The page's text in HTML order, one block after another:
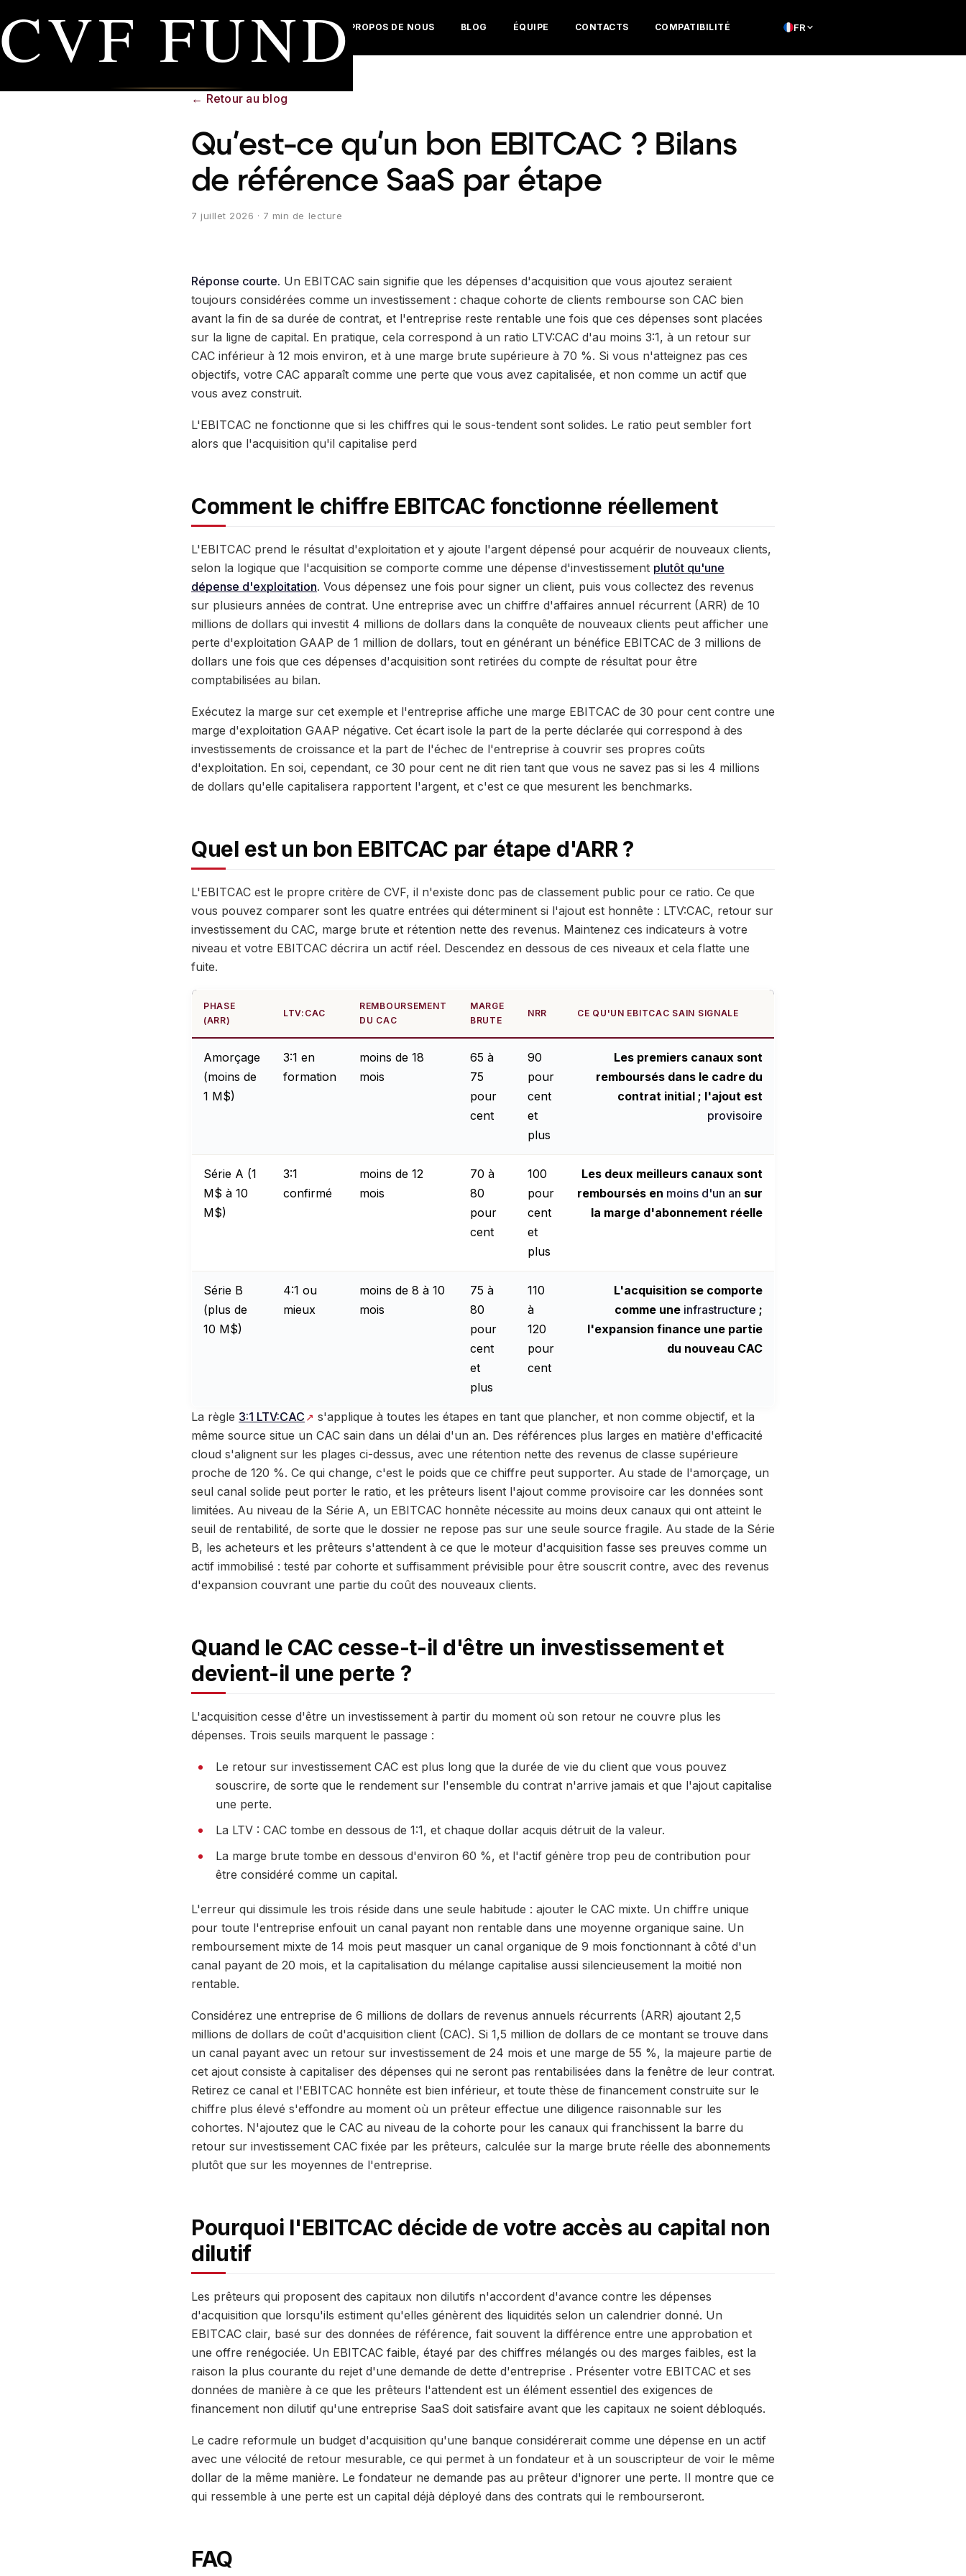
CVF FUND FR
À PROPOS DE NOUS BLOG ÉQUIPE CONTACTS COMPATIBILITÉ
← Retour au blog
Qu'est-ce qu'un bon EBITCAC ? Bilans
de référence SaaS par étape
7 juillet 2026 · 7 min de lecture
Réponse courte. Un EBITCAC sain signifie que les dépenses d'acquisition que vous ajoutez seraient
toujours considérées comme un investissement : chaque cohorte de clients rembourse son CAC bien
avant la fin de sa durée de contrat, et l'entreprise reste rentable une fois que ces dépenses sont placées
sur la ligne de capital. En pratique, cela correspond à un ratio LTV:CAC d'au moins 3:1, à un retour sur
CAC inférieur à 12 mois environ, et à une marge brute supérieure à 70 %. Si vous n'atteignez pas ces
objectifs, votre CAC apparaît comme une perte que vous avez capitalisée, et non comme un actif que
vous avez construit.
L'EBITCAC ne fonctionne que si les chiffres qui le sous-tendent sont solides. Le ratio peut sembler fort
alors que l'acquisition qu'il capitalise perd
Comment le chiffre EBITCAC fonctionne réellement
L'EBITCAC prend le résultat d'exploitation et y ajoute l'argent dépensé pour acquérir de nouveaux clients,
selon la logique que l'acquisition se comporte comme une dépense d'investissement plutôt qu'une
dépense d'exploitation. Vous dépensez une fois pour signer un client, puis vous collectez des revenus
sur plusieurs années de contrat. Une entreprise avec un chiffre d'affaires annuel récurrent (ARR) de 10
millions de dollars qui investit 4 millions de dollars dans la conquête de nouveaux clients peut afficher une
perte d'exploitation GAAP de 1 million de dollars, tout en générant un bénéfice EBITCAC de 3 millions de
dollars une fois que ces dépenses d'acquisition sont retirées du compte de résultat pour être
comptabilisées au bilan.
Exécutez la marge sur cet exemple et l'entreprise affiche une marge EBITCAC de 30 pour cent contre une
marge d'exploitation GAAP négative. Cet écart isole la part de la perte déclarée qui correspond à des
investissements de croissance et la part de l'échec de l'entreprise à couvrir ses propres coûts
d'exploitation. En soi, cependant, ce 30 pour cent ne dit rien tant que vous ne savez pas si les 4 millions
de dollars qu'elle capitalisera rapportent l'argent, et c'est ce que mesurent les benchmarks.
Quel est un bon EBITCAC par étape d'ARR ?
L'EBITCAC est le propre critère de CVF, il n'existe donc pas de classement public pour ce ratio. Ce que
vous pouvez comparer sont les quatre entrées qui déterminent si l'ajout est honnête : LTV:CAC, retour sur
investissement du CAC, marge brute et rétention nette des revenus. Maintenez ces indicateurs à votre
niveau et votre EBITCAC décrira un actif réel. Descendez en dessous de ces niveaux et cela flatte une
fuite.
PHASE
(ARR)
LTV:CAC
REMBOURSEMENT
DU CAC
MARGE
BRUTE
NRR CE QU'UN EBITCAC SAIN SIGNALE
Amorçage
(moins de
1 M$)
3:1 en
formation
moins de 18
mois
65 à
75
pour
cent
90
pour
cent
et
plus
Les premiers canaux sont
remboursés dans le cadre du
contrat initial ; l'ajout est
provisoire
Série A (1
M$ à 10
M$)
3:1
confirmé
moins de 12
mois
70 à
80
pour
cent
100
pour
cent
et
plus
Les deux meilleurs canaux sont
remboursés en moins d'un an sur
la marge d'abonnement réelle
Série B
(plus de
10 M$)
4:1 ou
mieux
moins de 8 à 10
mois
75 à
80
pour
cent
et
plus
110
à
120
pour
cent
L'acquisition se comporte
comme une infrastructure ;
l'expansion finance une partie
du nouveau CAC
La règle 3:1 LTV:CAC
s'applique à toutes les étapes en tant que plancher, et non comme objectif, et la
même source situe un CAC sain dans un délai d'un an. Des références plus larges en matière d'efficacité
cloud s'alignent sur les plages ci-dessus, avec une rétention nette des revenus de classe supérieure
proche de 120 %. Ce qui change, c'est le poids que ce chiffre peut supporter. Au stade de l'amorçage, un
seul canal solide peut porter le ratio, et les prêteurs lisent l'ajout comme provisoire car les données sont
limitées. Au niveau de la Série A, un EBITCAC honnête nécessite au moins deux canaux qui ont atteint le
seuil de rentabilité, de sorte que le dossier ne repose pas sur une seule source fragile. Au stade de la Série
B, les acheteurs et les prêteurs s'attendent à ce que le moteur d'acquisition fasse ses preuves comme un
actif immobilisé : testé par cohorte et suffisamment prévisible pour être souscrit contre, avec des revenus
d'expansion couvrant une partie du coût des nouveaux clients.
Quand le CAC cesse-t-il d'être un investissement et
devient-il une perte ?
L'acquisition cesse d'être un investissement à partir du moment où son retour ne couvre plus les
dépenses. Trois seuils marquent le passage :
Le retour sur investissement CAC est plus long que la durée de vie du client que vous pouvez
souscrire, de sorte que le rendement sur l'ensemble du contrat n'arrive jamais et que l'ajout capitalise
une perte.
La LTV : CAC tombe en dessous de 1:1, et chaque dollar acquis détruit de la valeur.
La marge brute tombe en dessous d'environ 60 %, et l'actif génère trop peu de contribution pour
être considéré comme un capital.
L'erreur qui dissimule les trois réside dans une seule habitude : ajouter le CAC mixte. Un chiffre unique
pour toute l'entreprise enfouit un canal payant non rentable dans une moyenne organique saine. Un
remboursement mixte de 14 mois peut masquer un canal organique de 9 mois fonctionnant à côté d'un
canal payant de 20 mois, et la capitalisation du mélange capitalise aussi silencieusement la moitié non
rentable.
Considérez une entreprise de 6 millions de dollars de revenus annuels récurrents (ARR) ajoutant 2,5
millions de dollars de coût d'acquisition client (CAC). Si 1,5 million de dollars de ce montant se trouve dans
un canal payant avec un retour sur investissement de 24 mois et une marge de 55 %, la majeure partie de
cet ajout consiste à capitaliser des dépenses qui ne seront pas rentabilisées dans la fenêtre de leur contrat.
Retirez ce canal et l'EBITCAC honnête est bien inférieur, et toute thèse de financement construite sur le
chiffre plus élevé s'effondre au moment où un prêteur effectue une diligence raisonnable sur les
cohortes. N'ajoutez que le CAC au niveau de la cohorte pour les canaux qui franchissent la barre du
retour sur investissement CAC fixée par les prêteurs, calculée sur la marge brute réelle des abonnements
plutôt que sur les moyennes de l'entreprise.
Pourquoi l'EBITCAC décide de votre accès au capital non
dilutif
Les prêteurs qui proposent des capitaux non dilutifs n'accordent d'avance contre les dépenses
d'acquisition que lorsqu'ils estiment qu'elles génèrent des liquidités selon un calendrier donné. Un
EBITCAC clair, basé sur des données de référence, fait souvent la différence entre une approbation et
une offre renégociée. Un EBITCAC faible, étayé par des chiffres mélangés ou des marges faibles, est la
raison la plus courante du rejet d'une demande de dette d'entreprise . Présenter votre EBITCAC et ses
données de manière à ce que les prêteurs l'attendent est un élément essentiel des exigences de
financement non dilutif qu'une entreprise SaaS doit satisfaire avant que les capitaux ne soient débloqués.
Le cadre reformule un budget d'acquisition qu'une banque considérerait comme une dépense en un actif
avec une vélocité de retour mesurable, ce qui permet à un fondateur et à un souscripteur de voir le même
dollar de la même manière. Le fondateur ne demande pas au prêteur d'ignorer une perte. Il montre que ce
qui ressemble à une perte est un capital déjà déployé dans des contrats qui le rembourseront.
FAQ